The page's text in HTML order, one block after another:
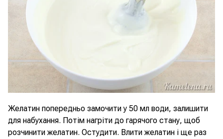
Желатин попередньо замочити у 50 мл води, залишити
для набухання. Потім нагріти до гарячого стану, щоб
розчинити желатин. Остудити. Влити желатин і ще раз